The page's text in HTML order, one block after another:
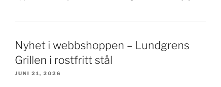
Nyhet i webbshoppen – Lundgrens
Grillen i rostfritt stål
JUNI 21, 2026